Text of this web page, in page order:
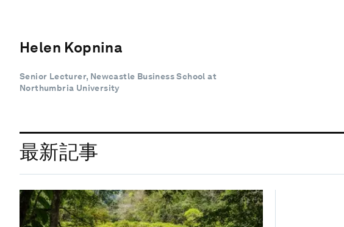
Helen Kopnina
Senior Lecturer, Newcastle Business School at
Northumbria University
最新記事